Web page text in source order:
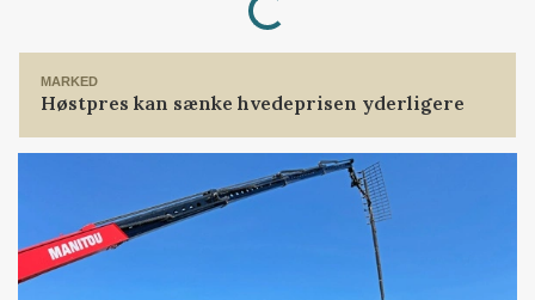
MARKED
Høstpres kan sænke hvedeprisen yderligere